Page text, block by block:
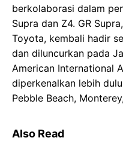
berkolaborasi dalam
Supra dan Z4. GR
Toyota, kembali hadir
dan diluncurkan pada
American International
diperkenalkan lebih
Pebble Beach,
Also Read